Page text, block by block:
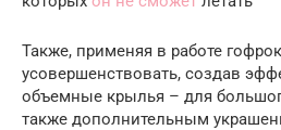
Также, применяя в работе
усовершенствовать, создав
объемные крылья – для
также дополнительным